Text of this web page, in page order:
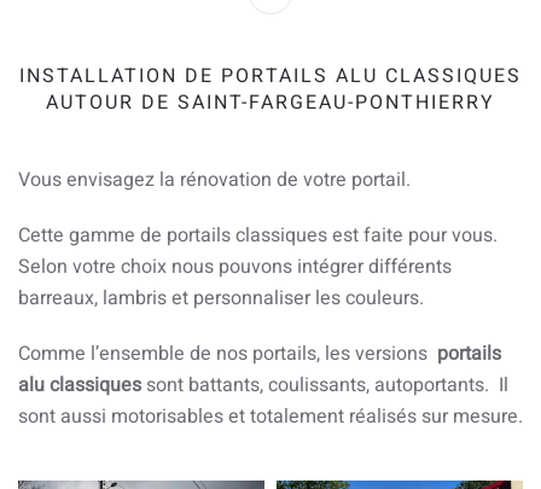
INSTALLATION DE PORTAILS ALU CLASSIQUES
AUTOUR DE SAINT-FARGEAU-PONTHIERRY
Vous envisagez la rénovation de votre portail.
Cette gamme de portails classiques est faite pour vous.
Selon votre choix nous pouvons intégrer différents
barreaux, lambris et personnaliser les couleurs.
Comme l’ensemble de nos portails, les versions portails
alu classiques sont battants, coulissants, autoportants. Il
sont aussi motorisables et totalement réalisés sur mesure.